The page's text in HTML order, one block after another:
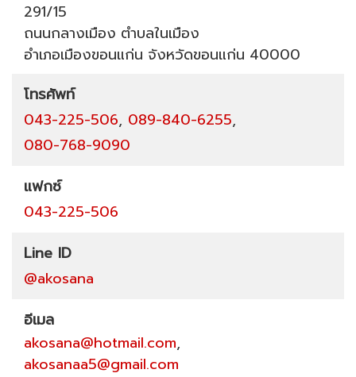
291/15
ถนนกลางเมือง ตำบลในเมือง
อำเภอเมืองขอนแก่น จังหวัดขอนแก่น 40000
โทรศัพท์
043-225-506, 089-840-6255,
080-768-9090
แฟกซ์
043-225-506
Line ID
@akosana
อีเมล
akosana@hotmail.com,
akosanaa5@gmail.com